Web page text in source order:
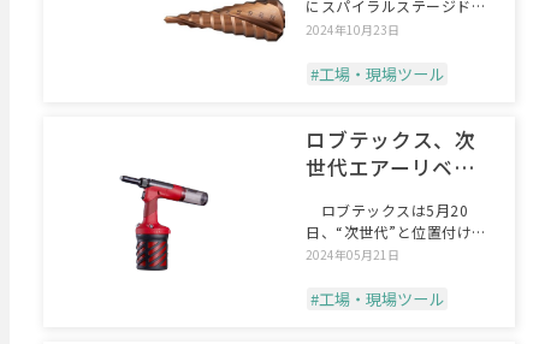
にスパイラルステージドリ
ル「SPSD-H」を
2024年10月23日
#工場・現場ツール
ロブテックス、次
世代エアーリベッ
ロブテックスは5月20
日、“次世代”と位置付ける
新たなデザインのエアー
2024年05月21日
#工場・現場ツール